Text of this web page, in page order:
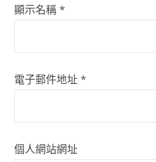
顯示名稱 *
電子郵件地址 *
個人網站網址